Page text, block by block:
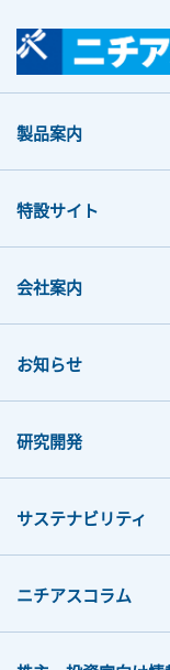
製品案内
特設サイト
会社案内
お知らせ
研究開発
サステナビリティ
ニチアスコラム